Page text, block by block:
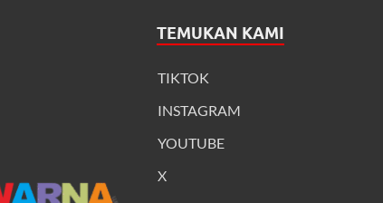
TEMUKAN KAMI
TIKTOK
INSTAGRAM
YOUTUBE
X